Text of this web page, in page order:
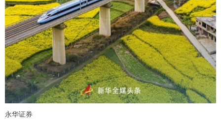
永华证券